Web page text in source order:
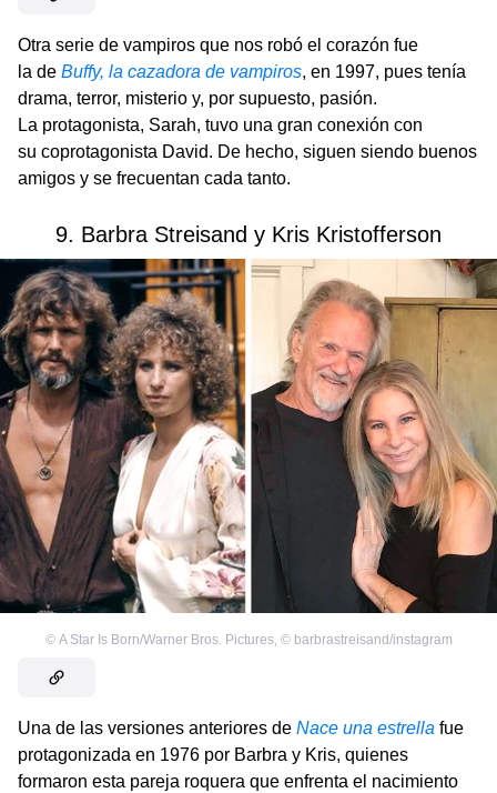
Otra serie de vampiros que nos robó el corazón fue
la de Buffy, la cazadora de vampiros, en 1997, pues tenía
drama, terror, misterio y, por supuesto, pasión.
La protagonista, Sarah, tuvo una gran conexión con
su coprotagonista David. De hecho, siguen siendo buenos
amigos y se frecuentan cada tanto.
9. Barbra Streisand y Kris Kristofferson
© A Star Is Born/Warner Bros. Pictures, © barbrastreisand/instagram
Una de las versiones anteriores de Nace una estrella fue
protagonizada en 1976 por Barbra y Kris, quienes
formaron esta pareja roquera que enfrenta el nacimiento